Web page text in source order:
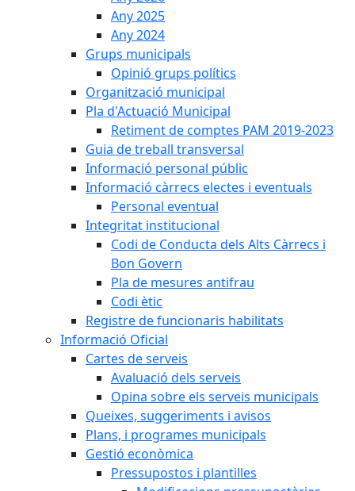
Any 2025
Any 2024
Grups municipals
Opinió grups polítics
Organització municipal
Pla d'Actuació Municipal
Retiment de comptes PAM 2019-2023
Guia de treball transversal
Informació personal públic
Informació càrrecs electes i eventuals
Personal eventual
Integritat institucional
Codi de Conducta dels Alts Càrrecs i
Bon Govern
Pla de mesures antifrau
Codi ètic
Registre de funcionaris habilitats
Informació Oficial
Cartes de serveis
Avaluació dels serveis
Opina sobre els serveis municipals
Queixes, suggeriments i avisos
Plans, i programes municipals
Gestió econòmica
Pressupostos i plantilles